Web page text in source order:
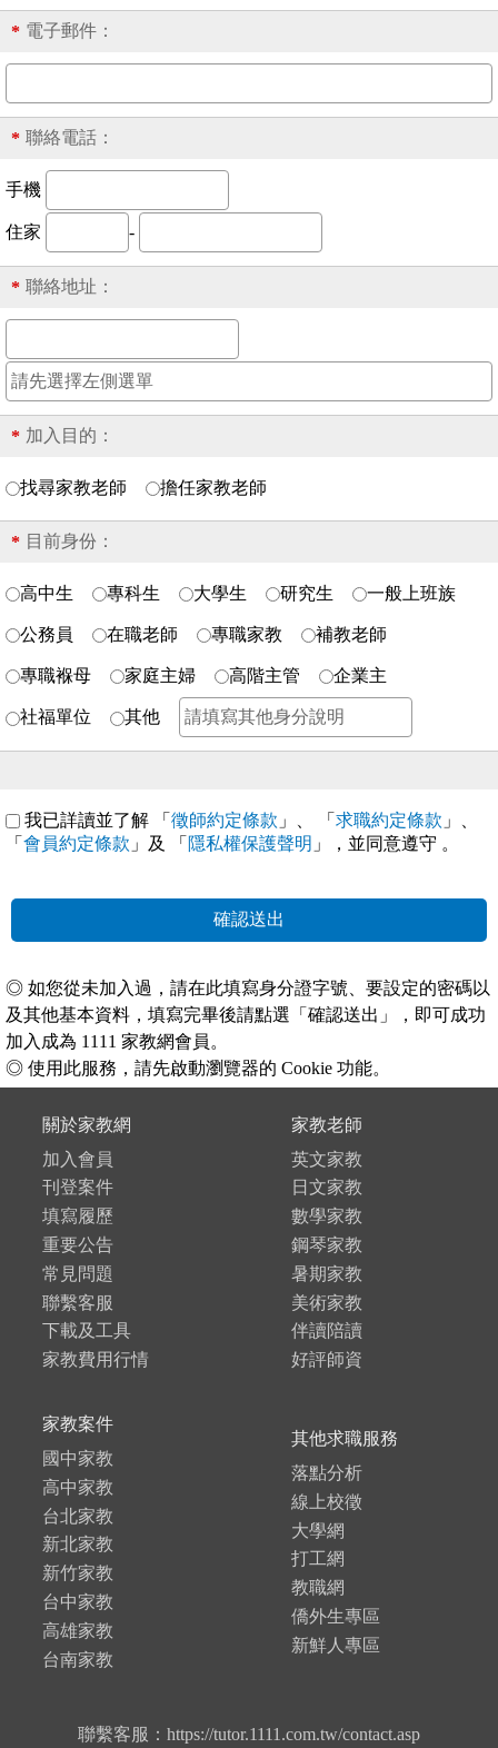
* 電子郵件：
* 聯絡電話：
手機
住家 -
* 聯絡地址：
* 加入目的：
找尋家教老師 擔任家教老師
* 目前身份：
高中生 專科生 大學生 研究生 一般上班族
公務員 在職老師 專職家教 補教老師
專職褓母 家庭主婦 高階主管 企業主
社福單位 其他
我已詳讀並了解 「 徵師約定條款 」、 「 求職約定條款 」、
「 會員約定條款 」及 「 隱私權保護聲明 」，並同意遵守 。
確認送出
◎ 如您從未加入過，請在此填寫身分證字號、要設定的密碼以
及其他基本資料，填寫完畢後請點選「確認送出」，即可成功
加入成為 1111 家教網會員。
◎ 使用此服務，請先啟動瀏覽器的 Cookie 功能。
關於家教網
加入會員
刊登案件
填寫履歷
重要公告
常見問題
聯繫客服
下載及工具
家教費用行情
家教老師
英文家教
日文家教
數學家教
鋼琴家教
暑期家教
美術家教
伴讀陪讀
好評師資
家教案件
國中家教
高中家教
台北家教
新北家教
新竹家教
台中家教
高雄家教
台南家教
其他求職服務
落點分析
線上校徵
大學網
打工網
教職網
僑外生專區
新鮮人專區
聯繫客服：https://tutor.1111.com.tw/contact.asp